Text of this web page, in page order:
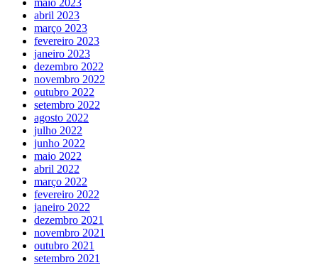
abril 2023
março 2023
fevereiro 2023
janeiro 2023
dezembro 2022
novembro 2022
outubro 2022
setembro 2022
agosto 2022
julho 2022
junho 2022
maio 2022
abril 2022
março 2022
fevereiro 2022
janeiro 2022
dezembro 2021
novembro 2021
outubro 2021
setembro 2021